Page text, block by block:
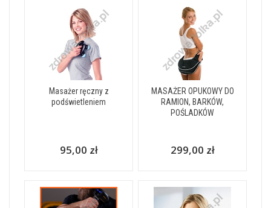
Masażer ręczny z
podświetleniem
95,00 zł
MASAŻER OPUKOWY DO
RAMION, BARKÓW,
POŚLADKÓW
299,00 zł